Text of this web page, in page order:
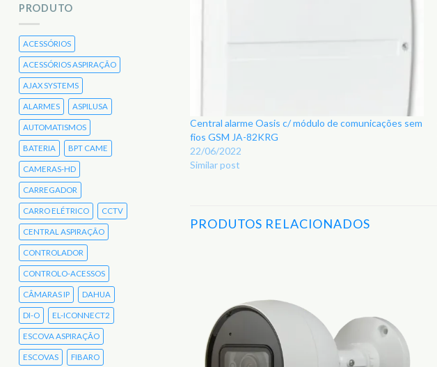
PRODUTO
ACESSÓRIOS
ACESSÓRIOS ASPIRAÇÃO
AJAX SYSTEMS
ALARMES ASPILUSA
AUTOMATISMOS
BATERIA BPT CAME
CAMERAS-HD
CARREGADOR
CARRO ELÉTRICO CCTV
CENTRAL ASPIRAÇÃO
CONTROLADOR
CONTROLO-ACESSOS
CÂMARAS IP DAHUA
DI-O EL-ICONNECT2
ESCOVA ASPIRAÇÃO
ESCOVAS FIBARO
Central alarme Oasis c/ módulo de comunicações sem
fios GSM JA-82KRG
22/06/2022
Similar post
PRODUTOS RELACIONADOS